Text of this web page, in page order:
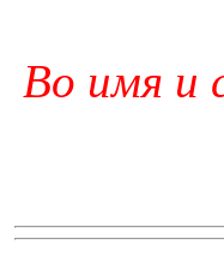
Во имя и